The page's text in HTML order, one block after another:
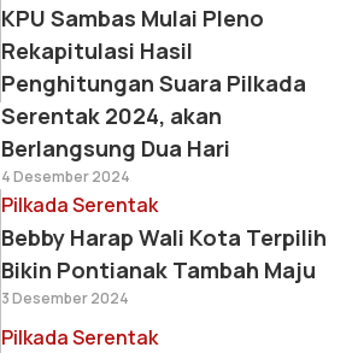
KPU Sambas Mulai Pleno
Rekapitulasi Hasil
Penghitungan Suara Pilkada
Serentak 2024, akan
Berlangsung Dua Hari
4 Desember 2024
Pilkada Serentak
Bebby Harap Wali Kota Terpilih
Bikin Pontianak Tambah Maju
3 Desember 2024
Pilkada Serentak